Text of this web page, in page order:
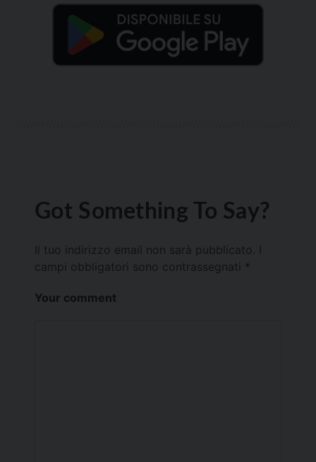
Got Something To Say?
Il tuo indirizzo email non sarà pubblicato.
campi obbligatori sono contrassegnati *
Your comment